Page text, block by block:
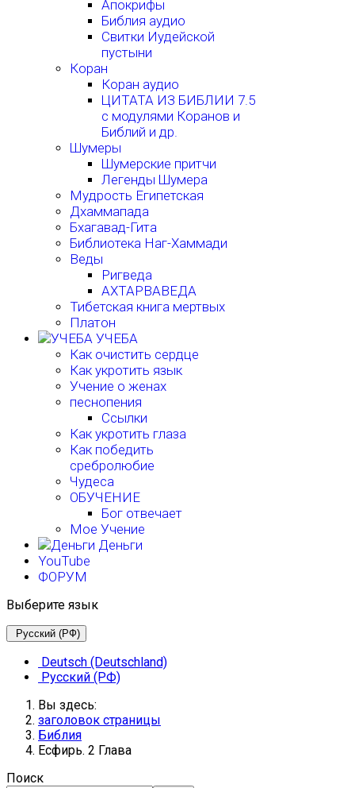
Апокрифы
Библия аудио
Свитки Иудейской
пустыни
Коран
Коран аудио
ЦИТАТА ИЗ БИБЛИИ 7.5
с модулями Коранов и
Библий и др.
Шумеры
Шумерские притчи
Легенды Шумера
Мудрость Египетская
Дхаммапада
Бхагавад-Гита
Библиотека Наг-Хаммади
Веды
Ригведа
АХТАРВАВЕДА
Тибетская книга мертвых
Платон
УЧЕБА
Как очистить сердце
Как укротить язык
Учение о женах
песнопения
Ссылки
Как укротить глаза
Как победить
сребролюбие
Чудеса
ОБУЧЕНИЕ
Бог отвечает
Мое Учение
Деньги
YouTube
ФОРУМ
Выберите язык
Русский (РФ)
Deutsch (Deutschland)
Русский (РФ)
Вы здесь:
заголовок страницы
Библия
Есфирь. 2 Глава
Поиск